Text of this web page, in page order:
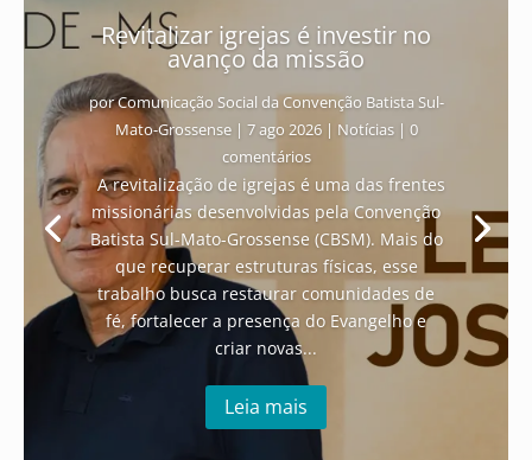
Revitalizar igrejas é investir no
avanço da missão
porComunicação Social da Convenção Batista Sul-
Mato-Grossense| 7 ago 2026| Notícias| 0
comentários
A revitalização de igrejas é uma das frentes
missionárias desenvolvidas pela Convenção
Batista Sul-Mato-Grossense (CBSM). Mais do
que recuperar estruturas físicas, esse
trabalho busca restaurar comunidades de
fé, fortalecer a presença do Evangelho e
criar novas...
Leia mais